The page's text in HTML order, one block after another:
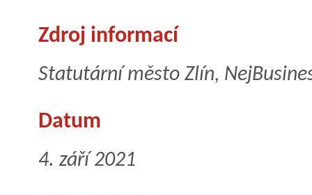
Zdroj informací
Statutární město Zlín,
Datum
4. září 2021